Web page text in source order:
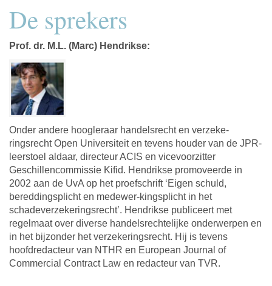
De sprekers
Prof. dr. M.L. (Marc) Hendrikse:
Onder andere hoogleraar handelsrecht en verzeke-
ringsrecht Open Universiteit en tevens houder van de JPR-
leerstoel aldaar, directeur ACIS en vicevoorzitter
Geschillencommissie Kifid. Hendrikse promoveerde in
2002 aan de UvA op het proefschrift ‘Eigen schuld,
bereddingsplicht en medewer-kingsplicht in het
schadeverzekeringsrecht’. Hendrikse publiceert met
regelmaat over diverse handelsrechtelijke onderwerpen en
in het bijzonder het verzekeringsrecht. Hij is tevens
hoofdredacteur van NTHR en European Journal of
Commercial Contract Law en redacteur van TVR.